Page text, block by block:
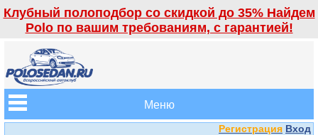
Клубный полоподбор со скидкой до 35% Найдем
Polo по вашим требованиям, с гарантией!
Меню
Регистрация Вход